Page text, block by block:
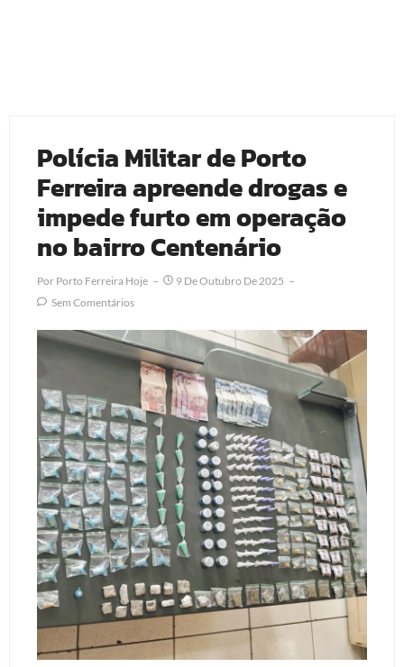
Polícia Militar de Porto
Ferreira apreende drogas e
impede furto em operação
no bairro Centenário
Por Porto Ferreira Hoje
9 De Outubro De 2025
Sem Comentários